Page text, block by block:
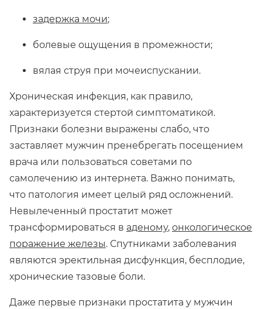
задержка мочи;
болевые ощущения в промежности;
вялая струя при мочеиспускании.
Хроническая инфекция, как правило,
характеризуется стертой симптоматикой.
Признаки болезни выражены слабо, что
заставляет мужчин пренебрегать посещением
врача или пользоваться советами по
самолечению из интернета. Важно понимать,
что патология имеет целый ряд осложнений.
Невылеченный простатит может
трансформироваться в аденому, онкологическое
поражение железы. Спутниками заболевания
являются эректильная дисфункция, бесплодие,
хронические тазовые боли.
Даже первые признаки простатита у мужчин